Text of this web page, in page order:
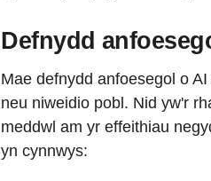
Defnydd
Mae defnydd anfoesegol o
neu niweidio pobl. Nid yw'r
meddwl am yr effeithiau
yn cynnwys: